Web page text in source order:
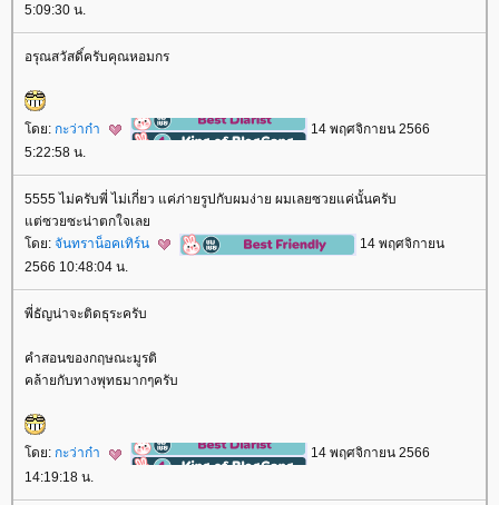
5:09:30 น.
อรุณสวัสดิ์ครับคุณหอมกร
ดย: กะว่าก๋า
14 พฤศจิกายน 2566
5:22:58 น.
5555 ไม่ครับพี่ ไม่เกี่ยว แค่ภ่ายรูปกับผมง่าย ผมเลยซวยแค่นั้นครับ
ต่ซวยซะน่าตกใจเล
ดย: จันทราน็อคเทิร์น
14 พฤศจิกายน
2566 10:48:04 น.
พี่ธัญน่าจะติดธุระครับ
คำสอนของกฤษณะมูรติ
คล้ายกับทางพุทธมากๆครับ
ดย: กะว่าก๋า
14 พฤศจิกายน 2566
14:19:18 น.